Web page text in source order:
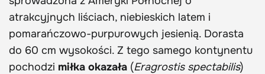
atrakcyjnych liściach, niebieskich latem i
pomarańczowo-purpurowych jesienią. Dorasta
do 60 cm wysokości. Z tego samego kontynentu
pochodzi miłka okazała (Eragrostis spectabilis)